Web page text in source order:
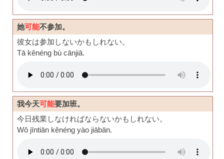
她可能不参加。
彼女は参加しないかもしれない。
Tā kěnéng bù cānjiā.
我今天可能要加班。
今日残業しなければならないかもしれない。
Wǒ jīntiān kěnéng yào jiābān.